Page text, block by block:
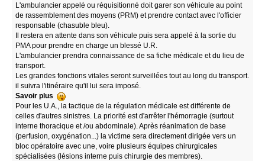
L'ambulancier appelé ou réquisitionné doit garer son véhicule au point
de rassemblement des moyens (PRM) et prendre contact avec l'officier
responsable (chasuble bleu).
Il restera en attente dans son véhicule puis sera appelé à la sortie du
PMA pour prendre en charge un blessé U.R.
L'ambulancier prendra connaissance de sa fiche médicale et du lieu de
transport.
Les grandes fonctions vitales seront surveillées tout au long du transport.
il suivra l'itinéraire qu'il lui sera imposé.
Savoir plus
Pour les U.A., la tactique de la régulation médicale est différente de
celles d'autres sinistres. La priorité est d'arrêter l'hémorragie (surtout
interne thoracique et /ou abdominale). Après réanimation de base
(perfusion, oxygénation...) la victime sera directement dirigée vers un
bloc opératoire avec une, voire plusieurs équipes chirurgicales
spécialisées (lésions interne puis chirurgie des membres).